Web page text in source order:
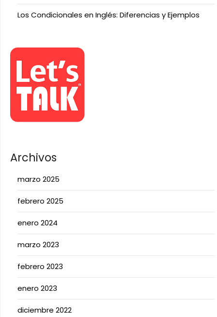
Los Condicionales en Inglés: Diferencias y Ejemplos
Archivos
marzo 2025
febrero 2025
enero 2024
marzo 2023
febrero 2023
enero 2023
diciembre 2022